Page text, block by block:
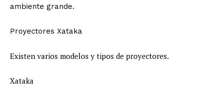
ambiente grande.
Proyectores Xataka
Existen varios modelos y tipos de proyectores.
Xataka